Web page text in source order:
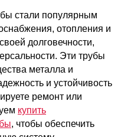
стали популярным
отопления и
долговечности,
Эти трубы
металла и
и устойчивость
ремонт или
купить
, чтобы обеспечить